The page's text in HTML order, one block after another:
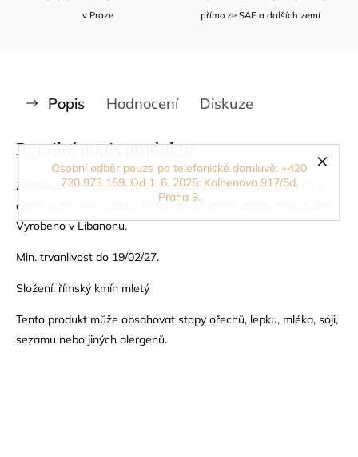
Osobní odběr pouze po telefonické domluvě: +420
720 973 159. Od 1. 6. 2025: Kolbenova 917/5d,
Praha 9.
v Praze přímo ze SAE a dalších zemí
Popis Hodnocení Diskuze
Detailní popis produktu
Způsob skladování: Skladujte v suchu, při pokojové teplotě, v
dobře uzavřeném obalu. Uchovávejte mimo dosah malých dětí.
Vyrobeno v Libanonu.
Min. trvanlivost do 19/02/27.
Složení: římský kmín mletý
Tento produkt může obsahovat stopy ořechů, lepku, mléka, sóji,
sezamu nebo jiných alergenů.